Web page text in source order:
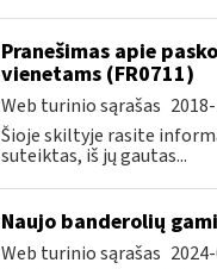
Pranešimas apie
vienetams (FR0711)
Web turinio sąrašas
Šioje skiltyje rasite
suteiktas, iš jų gautas...
Naujo banderolių
Web turinio sąrašas